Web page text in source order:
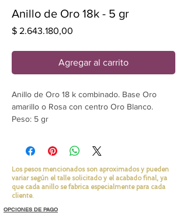
Anillo de Oro 18k - 5 gr
$ 2.643.180,00
Agregar al carrito
Anillo de Oro 18 k combinado. Base Oro
amarillo o Rosa con centro Oro Blanco.
Peso: 5 gr
El precio no incluye las piedras que se
pueden agregar.
Consulta precio por modelo en oro blanco
paladio de base.
Los pesos mencionados son aproximados y pueden
variar según el talle solicitado y el acabado final, ya
que cada anillo se fabrica especialmente para cada
cliente.
OPCIONES DE PAGO